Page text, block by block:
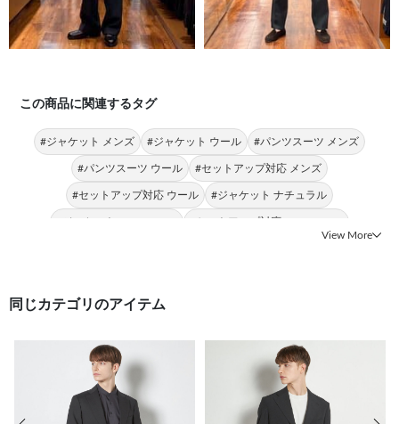
この商品に関連するタグ
#ジャケット メンズ #ジャケット ウール #パンツスーツ メンズ
#パンツスーツ ウール #セットアップ対応 メンズ
#セットアップ対応 ウール #ジャケット ナチュラル
View More
同じカテゴリのアイテム
前の画像